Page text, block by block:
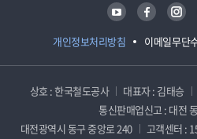
개인정보처리방침 이메일무단
유튜브 페이스북 인스타그램
상호 : 한국철도공사 대표자 : 김태승
통신판매업신고 : 대전
대전광역시 동구 중앙로 240
고객센터 :